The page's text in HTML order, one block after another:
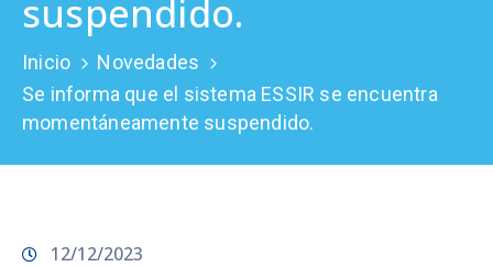
Prensa
suspendido.
Inicio
Novedades
Se informa que el sistema ESSIR se encuentra
momentáneamente suspendido.
12/12/2023